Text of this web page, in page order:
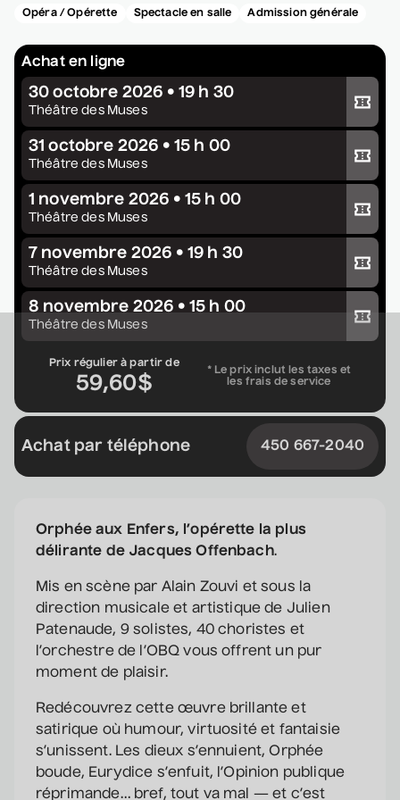
• Zones musicales
Cour intérieure de la Maison des Arts
Complet
Marie Céleste
• Tout ce qui brille
27 août 2026
Gratuit
David Corriveau
• 100 contrefaçons
Salle André-Mathieu
Après-midi
Sam Breton
• Ga-lé aller
Supplémentaire
Korine Côté, Gabrielle
Caron, Rolly Assal
• Korine Côté et invités
3 septembre 2026• 19 h 30
Maude Landry
• Trop cool
3 septembre 2026• 19 h 30
Salle André-Mathieu
Opéra / Opérette Spectacle en salle Admission générale
Achat en ligne
Acheter votre billet
30 octobre 2026 • 19 h 30
Théâtre des Muses
Acheter votre billet
31 octobre 2026 • 15 h 00
Théâtre des Muses
Acheter votre billet
1 novembre 2026 • 15 h 00
Théâtre des Muses
Acheter votre billet
7 novembre 2026 • 19 h 30
Théâtre des Muses
Acheter votre billet
8 novembre 2026 • 15 h 00
Théâtre des Muses
Prix régulier à partir de
59,60$
* Le prix inclut les taxes et
les frais de service
Achat par téléphone 450 667-2040
Orphée aux Enfers, l’opérette la plus
délirante de Jacques Offenbach.
Mis en scène par Alain Zouvi et sous la
direction musicale et artistique de Julien
Patenaude, 9 solistes, 40 choristes et
l’orchestre de l’OBQ vous offrent un pur
moment de plaisir.
Redécouvrez cette œuvre brillante et
satirique où humour, virtuosité et fantaisie
s’unissent. Les dieux s’ennuient, Orphée
boude, Eurydice s’enfuit, l’Opinion publique
réprimande… bref, tout va mal — et c’est